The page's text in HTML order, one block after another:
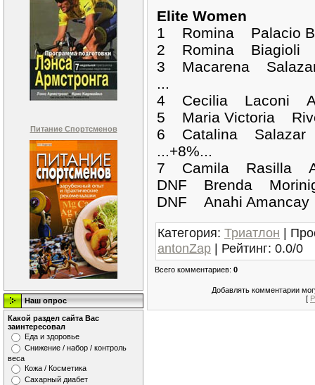
Питание Спортсменов
Наш опрос
Какой раздел сайта Вас
заинтересовал
Еда и здоровье
Снижение / набор / контроль
веса
Кожа / Косметика
Сахарный диабет
Elite Women
1 Romina Palacio
2 Romina Biagioli
3 Macarena
...
4 Cecilia Laconi
5 Maria Victoria
6 Catalina
...+8%...
7 Camila Rasilla
DNF Brenda
DNF Anahi
Категория: Триатлон |
antonZap | Рейтинг: 0.0/0
Всего комментариев: 0
Добавлять комментарии
[